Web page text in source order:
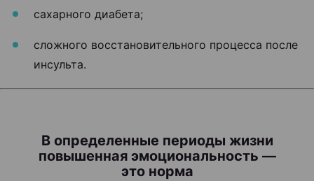
сахарного диабета;
сложного восстановительного процесса после
инсульта.
В определенные периоды жизни
повышенная эмоциональность —
это норма